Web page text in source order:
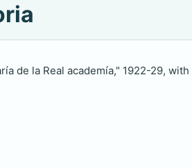
de la Real academía," 1922-29, with